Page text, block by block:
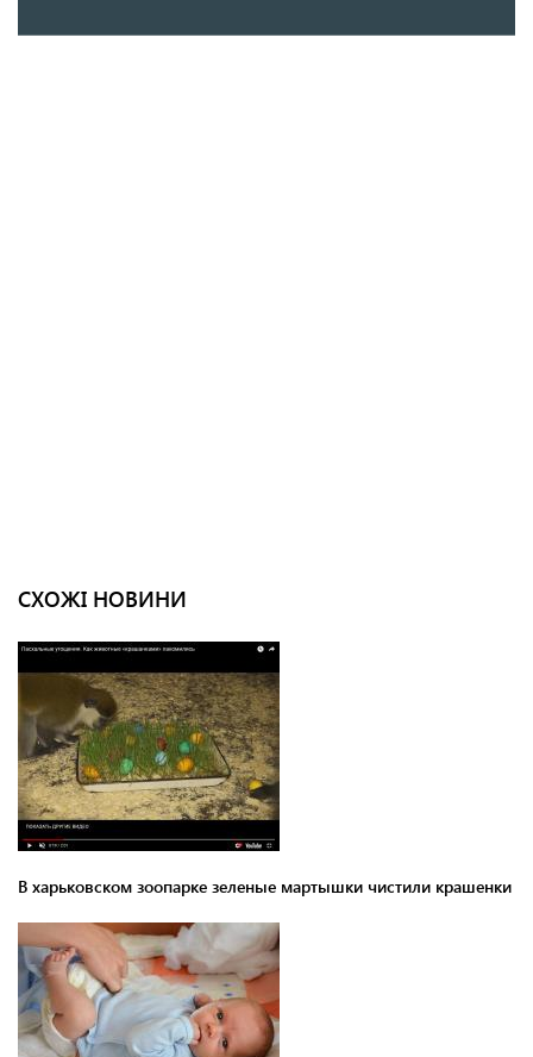
СХОЖІ НОВИНИ
В харьковском зоопарке зеленые мартышки чистили крашенки